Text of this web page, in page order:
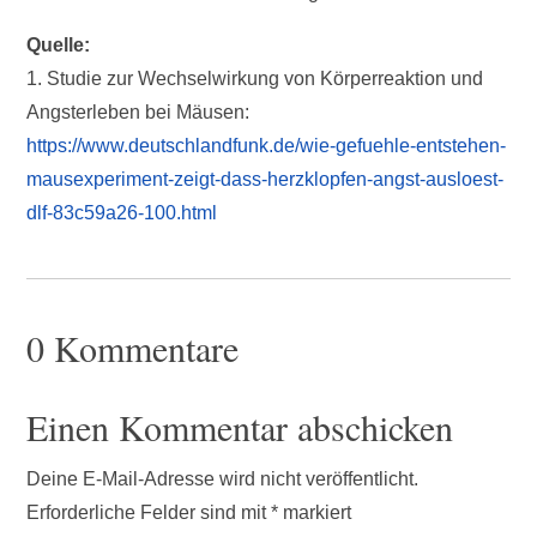
Quelle:
1. Studie zur Wechselwirkung von Körperreaktion und
Angsterleben bei Mäusen:
https://www.deutschlandfunk.de/wie-gefuehle-entstehen-
mausexperiment-zeigt-dass-herzklopfen-angst-ausloest-
dlf-83c59a26-100.html
0 Kommentare
Einen Kommentar abschicken
Deine E-Mail-Adresse wird nicht veröffentlicht.
Erforderliche Felder sind mit* markiert